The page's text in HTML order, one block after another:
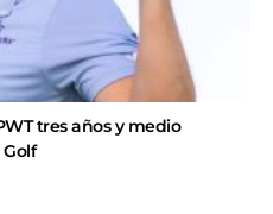
tres años y medio